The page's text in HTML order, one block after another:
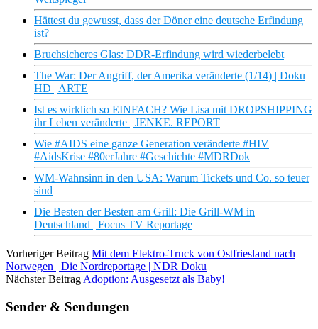
Hättest du gewusst, dass der Döner eine deutsche Erfindung
ist?
Bruchsicheres Glas: DDR-Erfindung wird wiederbelebt
The War: Der Angriff, der Amerika veränderte (1/14) | Doku
HD | ARTE
Ist es wirklich so EINFACH? Wie Lisa mit DROPSHIPPING
ihr Leben veränderte | JENKE. REPORT
Wie #AIDS eine ganze Generation veränderte #HIV
#AidsKrise #80erJahre #Geschichte #MDRDok
WM-Wahnsinn in den USA: Warum Tickets und Co. so teuer
sind
Die Besten der Besten am Grill: Die Grill-WM in
Deutschland | Focus TV Reportage
Vorheriger Beitrag Mit dem Elektro-Truck von Ostfriesland nach
Norwegen | Die Nordreportage | NDR Doku
Nächster Beitrag Adoption: Ausgesetzt als Baby!
Sender & Sendungen